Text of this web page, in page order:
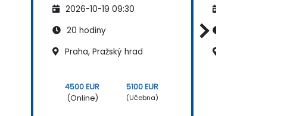
2026-10-19 09:30
20 hodiny
Praha, Pražský hrad
4500 EUR
(Online)
5100 EUR
(Učebna)